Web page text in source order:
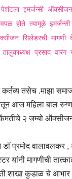
इमर्जन्सी ऑक्सीजन
होते त्यामूळे इमर्जन्सी
सिलेंडरची मागणी
प्रसाद वारंग
तसेच .माझा
आज महिला बाल
२ जम्बो
डॉ प्रमोद वालावलकर ,
यांनी मागणीची
शाखा कुडाळ चे आभार